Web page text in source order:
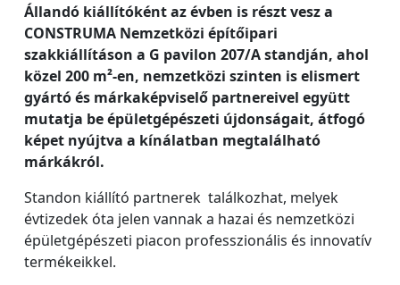
Állandó kiállítóként az évben is részt vesz a
CONSTRUMA Nemzetközi építőipari
szakkiállításon a G pavilon 207/A standján, ahol
közel 200 m²-en, nemzetközi szinten is elismert
gyártó és márkaképviselő partnereivel együtt
mutatja be épületgépészeti újdonságait, átfogó
képet nyújtva a kínálatban megtalálható
márkákról.
Standon kiállító partnerek találkozhat, melyek
évtizedek óta jelen vannak a hazai és nemzetközi
épületgépészeti piacon professzionális és innovatív
termékeikkel.